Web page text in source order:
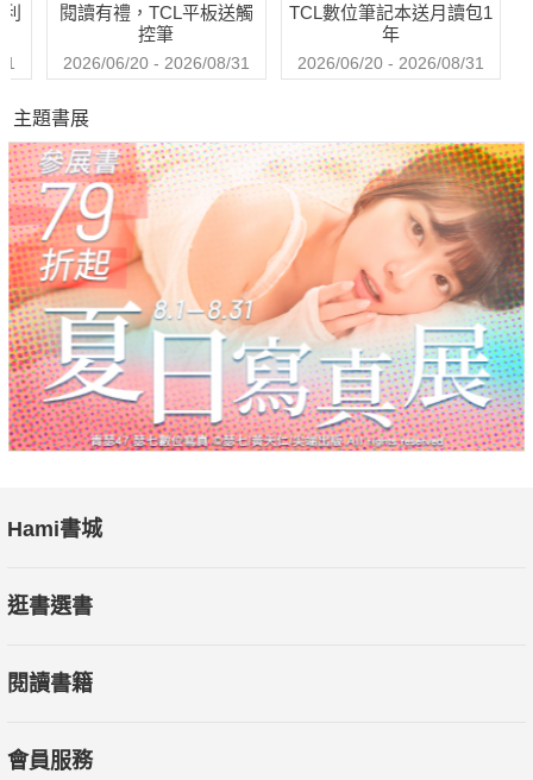
于成龍剛到黃州，面對複雜的盜案一時無從下手。他便招募一批
有盜匪背景的人做差役。其中有個盜匪首領湯卷，明面上幫助捕
盜，私下仍為非作歹。一次，湯卷喝醉被搜出一本名冊。名冊中
詳細記載了黃州所有盜匪的姓名、居住地址。有了名冊，辦案方
便多了。有一天，于成龍出城辦事，經過郊外某個村子，就對村
裡人說：「你們村，某某是大盜，某某是小偷，共有十八個罪
犯。但他們最近比較守法，沒有犯案，所以這次先饒了。一旦犯
案，立即打死。」說完便揚長而去。這話在村裡傳開，那幾個罪
犯都被嚇得逃跑了。
★本書特色：本書詳細記述了于成龍艱難曲折的傳奇人生。二十
多年的官場生涯中，他布衣蔬食，淡薄自甘，經常賑災濟貧。在
要的教育意義。
閱讀有禮，TCL平板送觸
控筆
2026/06/20 - 2026/08/31
TCL數位筆記本送月讀包1
年
2026/06/20 - 2026/08/31
主題書展
Hami書城
逛書選書
閱讀書籍
會員服務